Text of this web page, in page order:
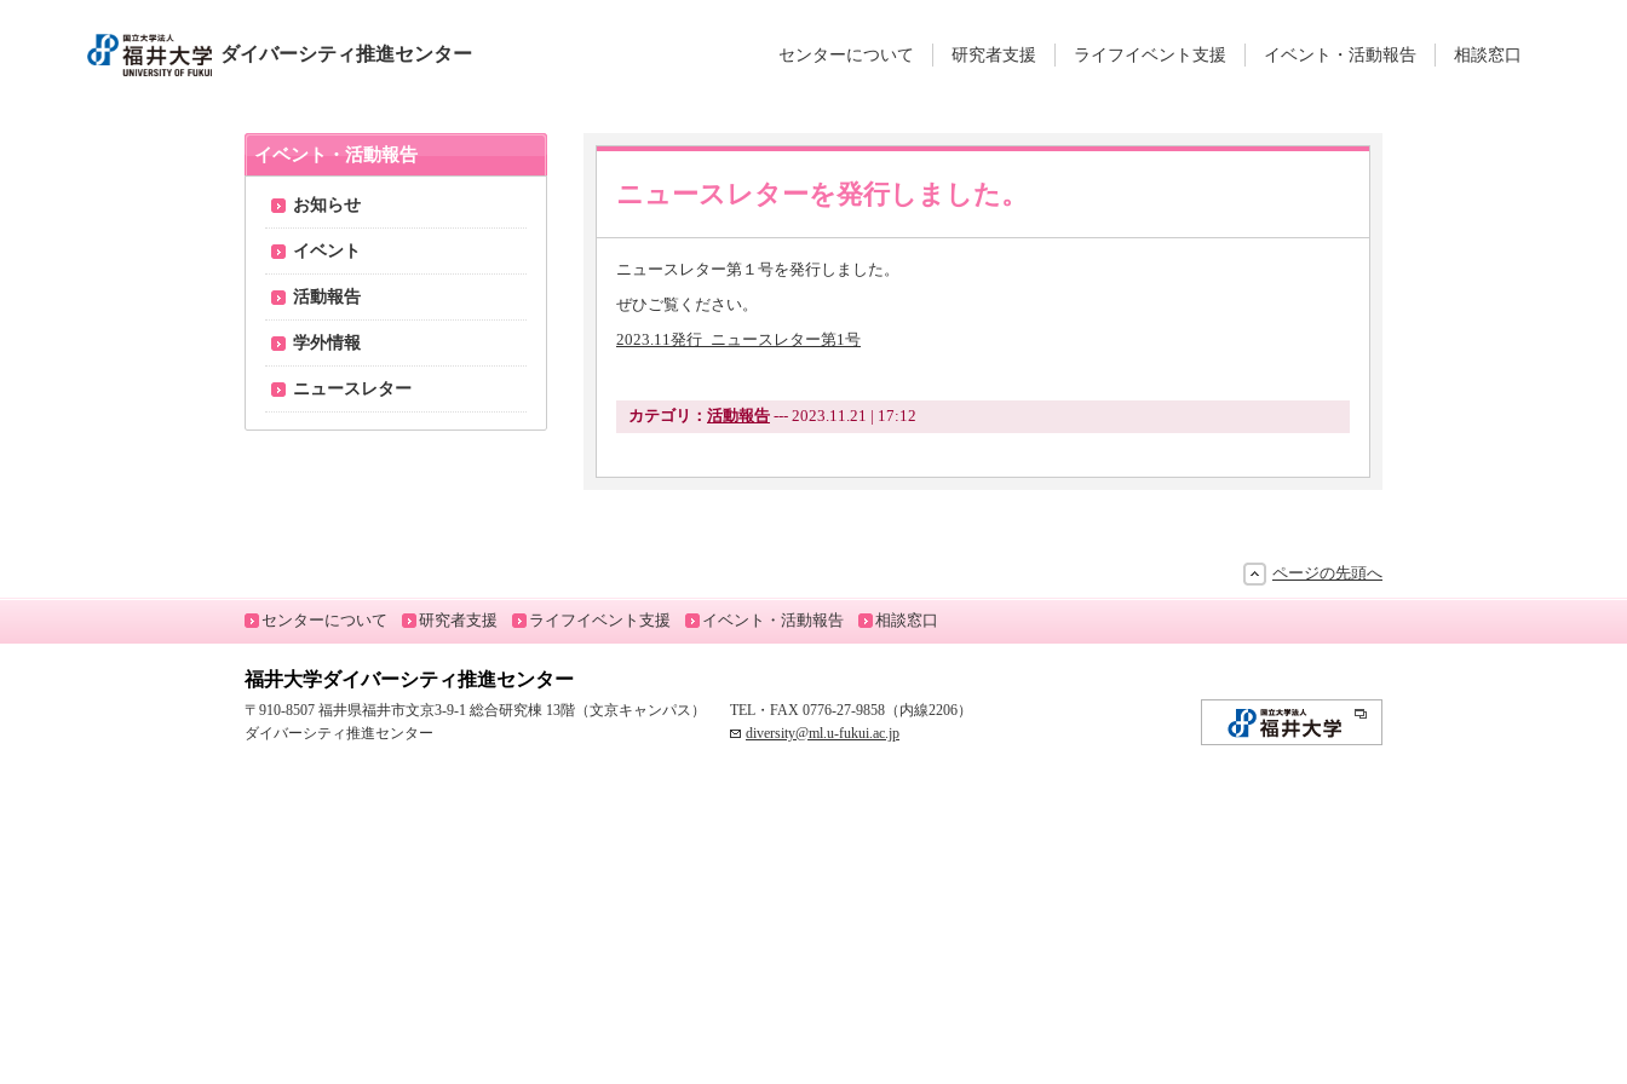
ダイバーシティ推進センター センターについて 研究者支援 ライフイベント支援 イベント・活動報告 相談窓口
ニュースレターを発行しました。
ニュースレター第１号を発行しました。
ぜひご覧ください。
2023.11発行_ニュースレター第1号
カテゴリ： 活動報告 --- 2023.11.21 | 17:12
イベント・活動報告
お知らせ
イベント
活動報告
学外情報
ニュースレター
ページの先頭へ
センターについて 研究者支援 ライフイベント支援 イベント・活動報告 相談窓口
福井大学ダイバーシティ推進センター
〒910-8507 福井県福井市文京3-9-1 総合研究棟 13階（文京キャンパス）
ダイバーシティ推進センター
TEL・FAX 0776-27-9858（内線2206）
diversity@ml.u-fukui.ac.jp